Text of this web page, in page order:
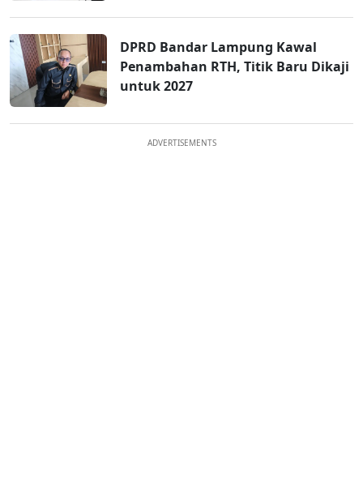
DPRD Bandar Lampung Kawal
Penambahan RTH, Titik Baru Dikaji
untuk 2027
ADVERTISEMENTS